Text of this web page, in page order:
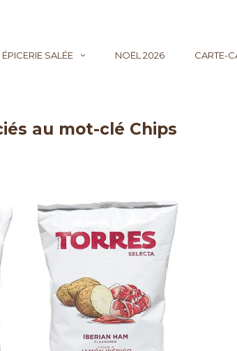
ÉPICERIE SALÉE NOËL 2026 CARTE-
au mot-clé Chips